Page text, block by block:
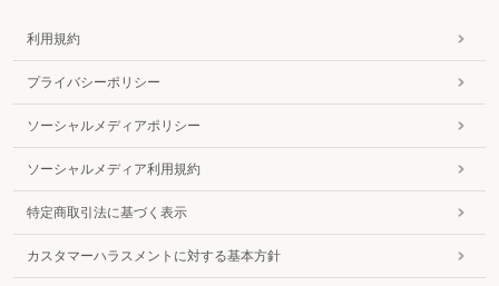
利用規約
プライバシーポリシー
ソーシャルメディアポリシー
ソーシャルメディア利用規約
特定商取引法に基づく表示
カスタマーハラスメントに対する基本方針